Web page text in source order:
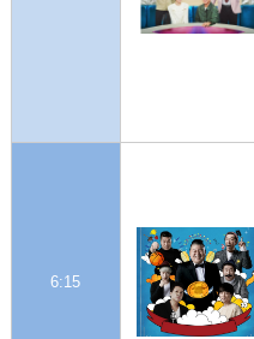
6:15